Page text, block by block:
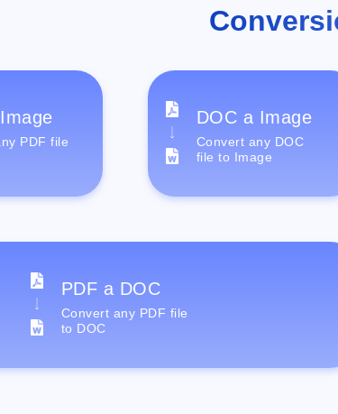
PDF file
DOC a Image
Convert any DOC
file to Image
PDF a DOC
Convert any PDF file
to DOC